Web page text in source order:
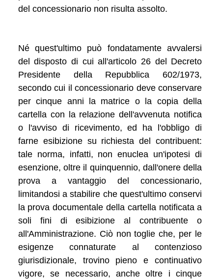
del concessionario non risulta assolto.
Né quest'ultimo può fondatamente avvalersi
del disposto di cui all'articolo 26 del Decreto
Presidente della Repubblica 602/1973,
secondo cui il concessionario deve conservare
per cinque anni la matrice o la copia della
cartella con la relazione dell'avvenuta notifica
o l'avviso di ricevimento, ed ha l'obbligo di
farne esibizione su richiesta del contribuent:
tale norma, infatti, non enuclea un'ipotesi di
esenzione, oltre il quinquennio, dall'onere della
prova a vantaggio del concessionario,
limitandosi a stabilire che quest'ultimo conservi
la prova documentale della cartella notificata a
soli fini di esibizione al contribuente o
all'Amministrazione. Ciò non toglie che, per le
esigenze connaturate al contenzioso
giurisdizionale, trovino pieno e continuativo
vigore, se necessario, anche oltre i cinque